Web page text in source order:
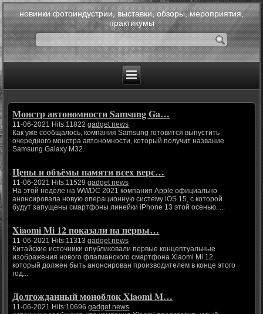
новинки фотоиндустрии, выставки, обзоры, мероприятия,
практикумы
Монстр автономности Samsung Ga…
11-06-2021 Hits:11822gadget news
Как уже сообщалось, компания Samsung готовится выпустить
очередного монстра автономности, который получит название
Samsung Galaxy M32.
Цены и объёмы памяти всех верс…
11-06-2021 Hits:11529gadget news
На этой неделе на WWDC 2021 компания Apple официально
анонсировала новую операционную систему iOS 15, с которой
будут запущены смартфоны линейки iPhone 13 этой осенью. ...
Xiaomi Mi 12 показали на первы…
11-06-2021 Hits:11313gadget news
Китайские источники опубликовали первые концептуальные
изображения нового флагманского смартфона Xiaomi Mi 12,
который должен быть анонсирован производителем в конце этого
год...
Долгожданный моноблок Xiaomi M…
11-06-2021 Hits:10696gadget news